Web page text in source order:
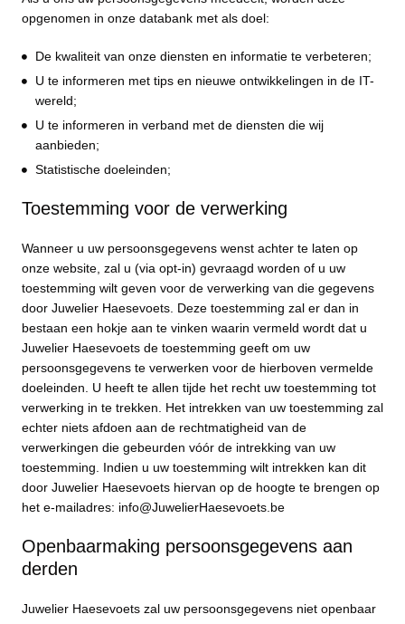
opgenomen in onze databank met als doel:
De kwaliteit van onze diensten en informatie te verbeteren;
U te informeren met tips en nieuwe ontwikkelingen in de IT-
wereld;
U te informeren in verband met de diensten die wij
aanbieden;
Statistische doeleinden;
Toestemming voor de verwerking
Wanneer u uw persoonsgegevens wenst achter te laten op
onze website, zal u (via opt-in) gevraagd worden of u uw
toestemming wilt geven voor de verwerking van die gegevens
door Juwelier Haesevoets. Deze toestemming zal er dan in
bestaan een hokje aan te vinken waarin vermeld wordt dat u
Juwelier Haesevoets de toestemming geeft om uw
persoonsgegevens te verwerken voor de hierboven vermelde
doeleinden. U heeft te allen tijde het recht uw toestemming tot
verwerking in te trekken. Het intrekken van uw toestemming zal
echter niets afdoen aan de rechtmatigheid van de
verwerkingen die gebeurden vóór de intrekking van uw
toestemming. Indien u uw toestemming wilt intrekken kan dit
door Juwelier Haesevoets hiervan op de hoogte te brengen op
het e-mailadres: info@JuwelierHaesevoets.be
Openbaarmaking persoonsgegevens aan
derden
Juwelier Haesevoets zal uw persoonsgegevens niet openbaar